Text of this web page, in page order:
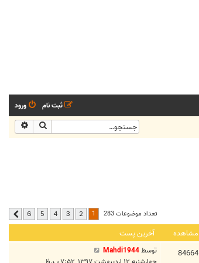
ورود
ثبت نام
جستجو
تعداد موضوعات 283 1
2
3
4
5
6 بعدی
مشاهده آخرین پست
84664 توسطMahdi1944